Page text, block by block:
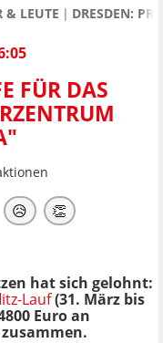
& LEUTE DRESDEN:
FÜR DAS
😥 👏
hat sich gelohnt:
Lauf(31. März bis
Euro an